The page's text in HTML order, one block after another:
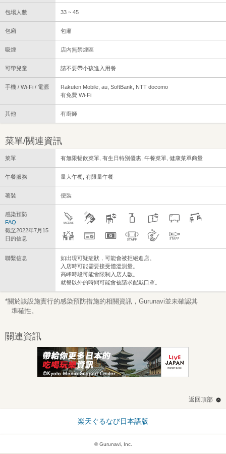
包場人數 33 ~ 45
包廂 包廂
吸煙 店內無禁煙區
可帶兒童 請不要帶小孩進入用餐
手機 / Wi-Fi / 電源
Rakuten Mobile, au, SoftBank, NTT docomo
有免費 Wi-Fi
其他 有廚師
菜單/關連資訊
菜單 有無限暢飲菜單, 有生日特別優惠, 午餐菜單, 健康菜單商量
午餐服務 量大午餐, 有限量午餐
著裝 便裝
感染預防
FAQ
截至2022年7月15
日的信息
聯繫信息
如出現可疑症狀，可能會被拒絕進店。
入店時可能需要接受體溫測量。
高峰時段可能會限制入店人數。
就餐以外的時間可能會被請求配戴口罩。
*關於該設施實行的感染預防措施的相關資訊，Gurunavi並未確認其
準確性。
關連資訊
返回頂部
楽天ぐるなび日本語版
© Gurunavi, Inc.